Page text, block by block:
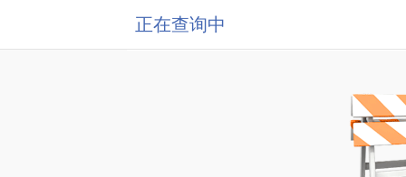
正在查询中